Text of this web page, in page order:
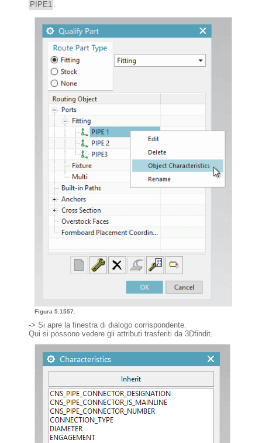
PIPE1
Figura 5.1557.
-> Si apre la finestra di dialogo corrispondente.
Qui si possono vedere gli attributi trasferiti da 3Dfindit.